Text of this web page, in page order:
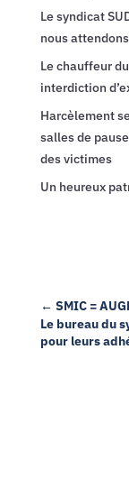
Le syndicat
nous
Le chauffeur
interdiction
Harcèlement
salles de
des victimes
Un heureux
← SMIC =
Le bureau du
pour leurs